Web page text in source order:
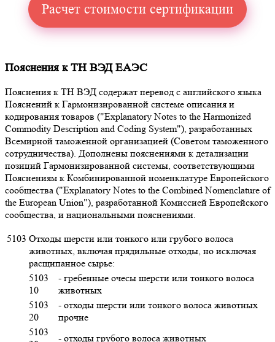
Расчет стоимости сертификации
Пояснения к ТН ВЭД ЕАЭС
Пояснения к ТН ВЭД содержат перевод с английского языка
Пояснений к Гармонизированной системе описания и
кодирования товаров ("Explanatory Notes to the Harmonized
Commodity Description and Coding System"), разработанных
Всемирной таможенной организацией (Советом таможенного
сотрудничества). Дополнены пояснениями к детализации
позиций Гармонизированной системы, соответствующими
Пояснениям к Комбинированной номенклатуре Европейского
сообщества ("Explanatory Notes to the Combined Nomenclature of
the European Union"), разработанной Комиссией Европейского
сообщества, и национальными пояснениями.
5103 Отходы шерсти или тонкого или грубого волоса
животных, включая прядильные отходы, но исключая
расщипанное сырье:
5103
10
- гребенные очесы шерсти или тонкого волоса
животных
5103
20
- отходы шерсти или тонкого волоса животных
прочие
5103
- отходы грубого волоса животных